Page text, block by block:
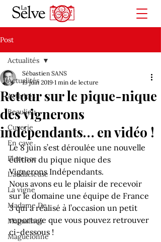
Post
Actualités
Activités
Beaulieu
Cuverie
En cave
Florence
L'audacieuse
La vigne
Madame De
Magazines
Maguelonne
Actualités
Retour sur le pique-nique
des vignerons
indépendants… en vidéo !
Sébastien SANS
19 juin 2019 1 min de lecture
Le 8 juin s’est déroulée une nouvelle
édition du pique nique des
Vignerons Indépendants.
Nous avons eu le plaisir de recevoir
sur le domaine une équipe de France
3 qui a réalisé à l’occasion un petit
reportage que vous pouvez retrouver
ci-dessous !